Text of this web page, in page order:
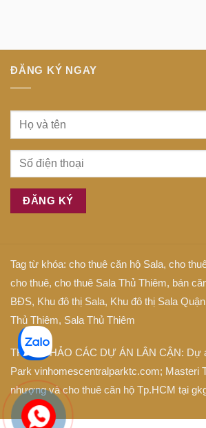
là
ĐĂNG KÝ NGAY
Tag từ khóa: cho thuê căn hộ Sala, cho
cho thuê, cho thuê Sala Thủ Thiêm, bán
BĐS, Khu đô thị Sala, Khu đô thị Sala
Thủ Thiêm, Sala Thủ Thiêm
THAM KHẢO CÁC DỰ ÁN LÂN CẬN: Dự
Park vinhomescentralparktc.com; Masteri
nhượng và cho thuê căn hộ Tp.HCM tại